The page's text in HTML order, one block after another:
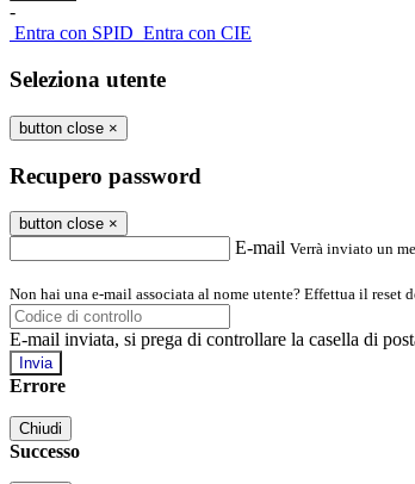
-
Entra con SPID Entra con CIE
Seleziona utente
button close ×
Recupero password
button close ×
E-mail Verrà inviato un
Non hai una e-mail associata al nome utente? Effettua il reset
E-mail inviata, si prega di controllare la casella di
Errore
Chiudi
Successo